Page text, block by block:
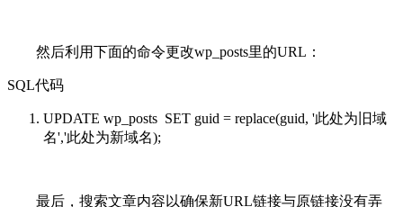
然后利用下面的命令更改wp_posts里的URL：
SQL代码
UPDATE wp_posts SET guid = replace(guid, '此处为旧域
名','此处为新域名);
最后，搜索文章内容以确保新URL链接与原链接没有弄